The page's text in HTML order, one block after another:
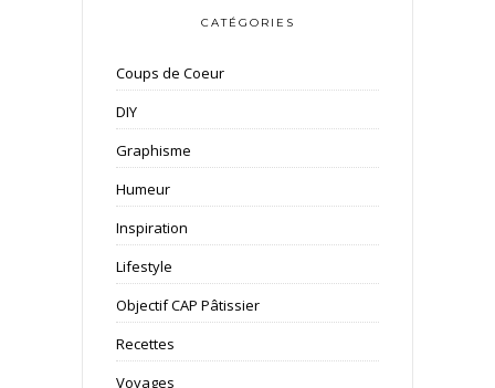
CATÉGORIES
Coups de Coeur
DIY
Graphisme
Humeur
Inspiration
Lifestyle
Objectif CAP Pâtissier
Recettes
Voyages